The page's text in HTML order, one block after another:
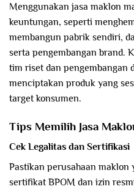
Menggunakan jasa maklon
keuntungan, seperti
membangun pabrik sendiri,
serta pengembangan brand.
tim riset dan pengembangan
menciptakan produk yang
target konsumen.
Tips Memilih Jasa
Cek Legalitas dan Sertifikasi
Pastikan perusahaan
sertifikat BPOM dan izin